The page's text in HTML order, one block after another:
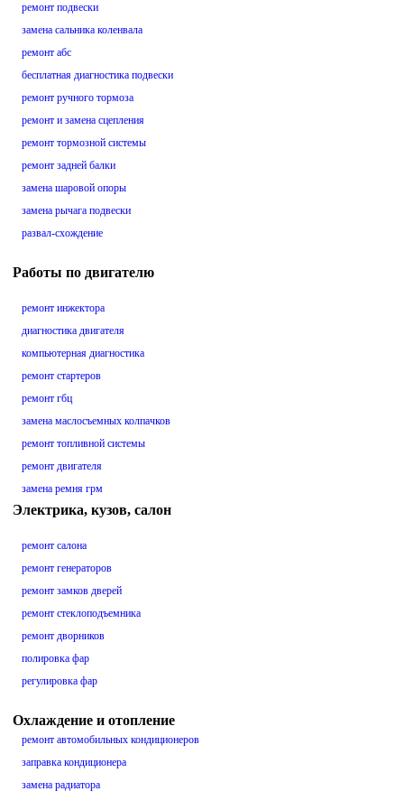
ремонт подвески
замена сальника коленвала
ремонт абс
бесплатная диагностика подвески
ремонт ручного тормоза
ремонт и замена сцепления
ремонт тормозной системы
ремонт задней балки
замена шаровой опоры
замена рычага подвески
развал-схождение
Работы по двигателю
ремонт инжектора
диагностика двигателя
компьютерная диагностика
ремонт стартеров
ремонт гбц
замена маслосъемных колпачков
ремонт топливной системы
ремонт двигателя
замена ремня грм
Электрика, кузов, салон
ремонт салона
ремонт генераторов
ремонт замков дверей
ремонт стеклоподъемника
ремонт дворников
полировка фар
регулировка фар
Охлаждение и отопление
ремонт автомобильных кондиционеров
заправка кондиционера
замена радиатора